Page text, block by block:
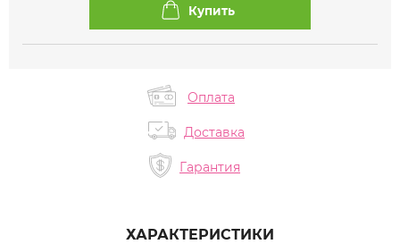
Оплата
Доставка
Гарантия
ХАРАКТЕРИСТИКИ